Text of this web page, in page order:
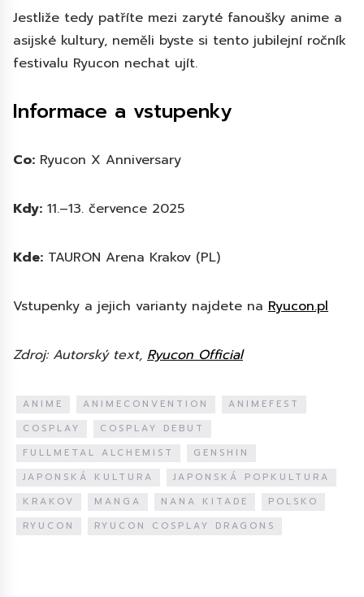
Jestliže tedy patříte mezi zaryté fanoušky anime a
asijské kultury, neměli byste si tento jubilejní ročník
festivalu Ryucon nechat ujít.
Informace a vstupenky
Co: Ryucon X Anniversary
Kdy: 11.–13. července 2025
Kde: TAURON Arena Krakov (PL)
Vstupenky a jejich varianty najdete na Ryucon.pl
Zdroj: Autorský text, Ryucon Official
ANIME ANIMECONVENTION
ANIMEFEST
COSPLAY
COSPLAY DEBUT
FULLMETAL ALCHEMIST
GENSHIN
JAPONSKÁ KULTURA
JAPONSKÁ POPKULTURA
KRAKOV
MANGA NANA KITADE
POLSKO
RYUCON
RYUCON COSPLAY DRAGONS